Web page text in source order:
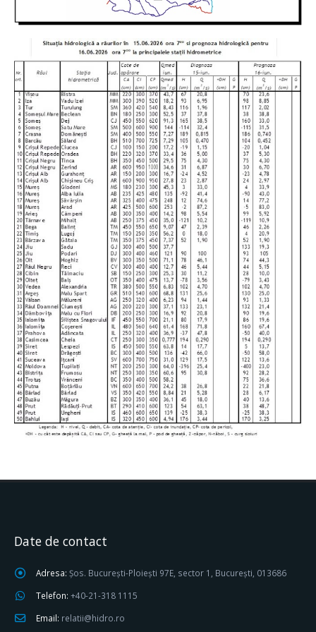
Date de contact
Adresa: Șos. București-Ploiești 97E, sector 1, București, 013686
Telefon: +40-21-318 1115
Email: relatii@hidro.ro